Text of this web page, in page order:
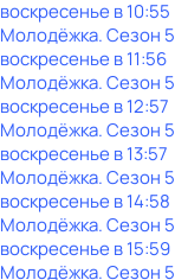
воскресенье в10:55
Молодёжка. Сезон 5
воскресенье в11:56
Молодёжка. Сезон 5
воскресенье в12:57
Молодёжка. Сезон 5
воскресенье в13:57
Молодёжка. Сезон 5
воскресенье в14:58
Молодёжка. Сезон 5
воскресенье в15:59
Молодёжка. Сезон 5